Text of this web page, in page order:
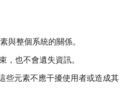
與整個系統的關係。
，也不會遺失資訊。
些元素不應干擾使用者或造成其